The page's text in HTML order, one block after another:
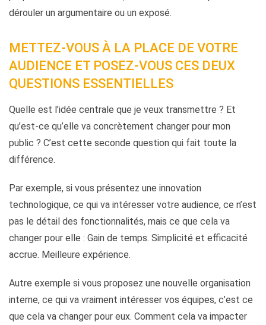
dérouler un argumentaire ou un exposé.
METTEZ-VOUS À LA PLACE DE VOTRE
AUDIENCE ET POSEZ-VOUS CES DEUX
QUESTIONS ESSENTIELLES
Quelle est l’idée centrale que je veux transmettre ? Et
qu’est-ce qu’elle va concrètement changer pour mon
public ? C’est cette seconde question qui fait toute la
différence.
Par exemple, si vous présentez une innovation
technologique, ce qui va intéresser votre audience, ce n’est
pas le détail des fonctionnalités, mais ce que cela va
changer pour elle : Gain de temps. Simplicité et efficacité
accrue. Meilleure expérience.
Autre exemple si vous proposez une nouvelle organisation
interne, ce qui va vraiment intéresser vos équipes, c’est ce
que cela va changer pour eux. Comment cela va impacter